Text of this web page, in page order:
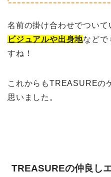
名前の掛け合わせでついて
ビジュアルや出身地などで
すね！
これからもTREASUREの
思いました。
TREASUREの仲良し